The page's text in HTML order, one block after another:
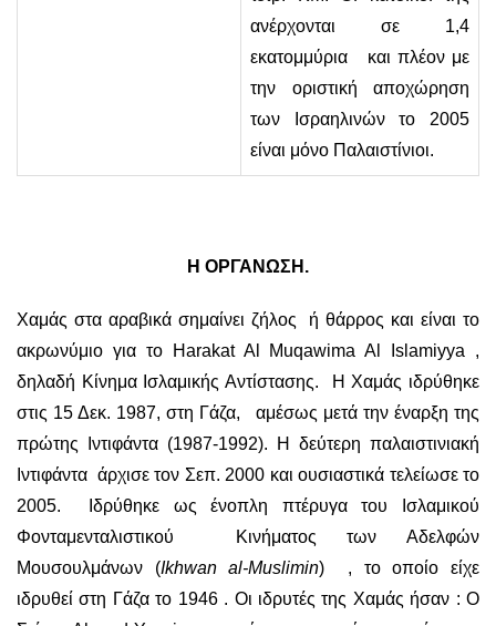
ανέρχονται σε 1,4
εκατομμύρια και πλέον με
την οριστική αποχώρηση
των Ισραηλινών το 2005
είναι μόνο Παλαιστίνιοι.
Η ΟΡΓΑΝΩΣΗ.
Χαμάς στα αραβικά σημαίνει ζήλος ή θάρρος και είναι το
ακρωνύμιο για το Harakat Al Muqawima Al Islamiyya ,
δηλαδή Κίνημα Ισλαμικής Αντίστασης. Η Χαμάς ιδρύθηκε
στις 15 Δεκ. 1987, στη Γάζα, αμέσως μετά την έναρξη της
πρώτης Ιντιφάντα (1987-1992). Η δεύτερη παλαιστινιακή
Ιντιφάντα άρχισε τον Σεπ. 2000 και ουσιαστικά τελείωσε το
2005. Ιδρύθηκε ως ένοπλη πτέρυγα του Ισλαμικού
Φονταμενταλιστικού Κινήματος των Αδελφών
Μουσουλμάνων (Ikhwan al-Muslimin) , το οποίο είχε
ιδρυθεί στη Γάζα το 1946 . Οι ιδρυτές της Χαμάς ήσαν : Ο